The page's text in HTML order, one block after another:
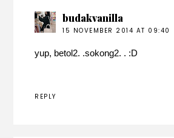
budakvanilla
15 NOVEMBER 2014 AT 09:40
yup, betol2. .sokong2. . :D
REPLY